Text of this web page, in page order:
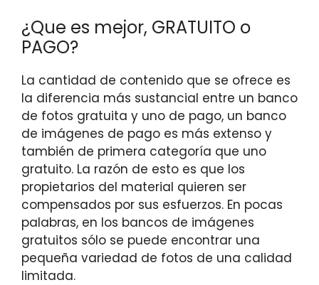
¿Que es mejor, GRATUITO o
PAGO?
La cantidad de contenido que se ofrece es
la diferencia más sustancial entre un banco
de fotos gratuita y uno de pago, un banco
de imágenes de pago es más extenso y
también de primera categoría que uno
gratuito. La razón de esto es que los
propietarios del material quieren ser
compensados por sus esfuerzos. En pocas
palabras, en los bancos de imágenes
gratuitos sólo se puede encontrar una
pequeña variedad de fotos de una calidad
limitada.